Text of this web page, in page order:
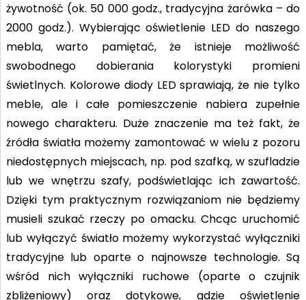
żywotność (ok. 50 000 godz., tradycyjna żarówka – do
2000 godz.). Wybierając oświetlenie LED do naszego
mebla, warto pamiętać, że istnieje możliwość
swobodnego dobierania kolorystyki promieni
świetlnych. Kolorowe diody LED sprawiają, że nie tylko
meble, ale i całe pomieszczenie nabiera zupełnie
nowego charakteru. Duże znaczenie ma też fakt, że
źródła światła możemy zamontować w wielu z pozoru
niedostępnych miejscach, np. pod szafką, w szufladzie
lub we wnętrzu szafy, podświetlając ich zawartość.
Dzięki tym praktycznym rozwiązaniom nie będziemy
musieli szukać rzeczy po omacku. Chcąc uruchomić
lub wyłączyć światło możemy wykorzystać wyłączniki
tradycyjne lub oparte o najnowsze technologie. Są
wśród nich wyłączniki ruchowe (oparte o czujnik
zbliżeniowy) oraz dotykowe, gdzie oświetlenie